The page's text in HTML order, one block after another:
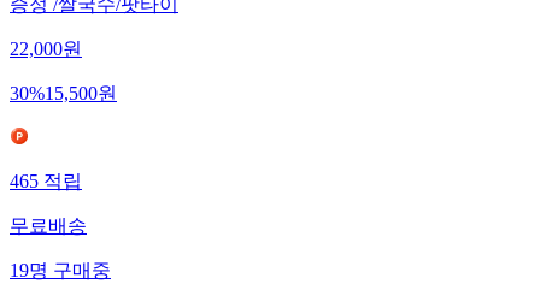
증정 /쌀국수/팟타이
22,000원
30%15,500원
465적립
무료배송
19명구매중